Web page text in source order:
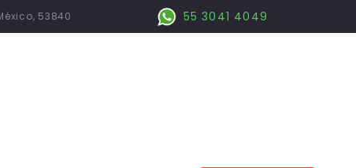
53840 55 3041 4049